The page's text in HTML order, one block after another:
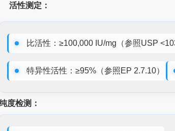
活性测定：
比活性：≥100,000 IU/mg（参照USP
特异性活性：≥95%（参照EP 2.7.10）
度检测：